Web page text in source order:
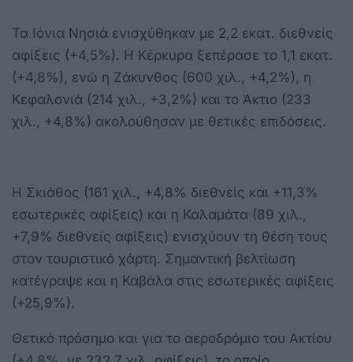
Τα Ιόνια Νησιά ενισχύθηκαν με 2,2 εκατ. διεθνείς
αφίξεις (+4,5%). Η Κέρκυρα ξεπέρασε το 1,1 εκατ.
(+4,8%), ενώ η Ζάκυνθος (600 χιλ., +4,2%), η
Κεφαλονιά (214 χιλ., +3,2%) και το Άκτιο (233
χιλ., +4,8%) ακολούθησαν με θετικές επιδόσεις.
Η Σκιάθος (161 χιλ., +4,8% διεθνείς και +11,3%
εσωτερικές αφίξεις) και η Καλαμάτα (89 χιλ.,
+7,9% διεθνείς αφίξεις) ενισχύουν τη θέση τους
στον τουριστικό χάρτη. Σημαντική βελτίωση
κατέγραψε και η Καβάλα στις εσωτερικές αφίξεις
(+25,9%).
Θετικό πρόσημο και για το αεροδρόμιο του Ακτίου